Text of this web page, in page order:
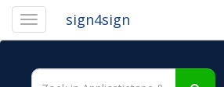
sign4sign